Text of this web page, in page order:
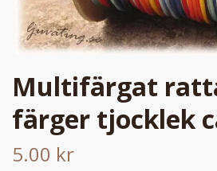
Multifärgat
färger tjocklek
5.00 kr